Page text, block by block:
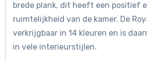
brede plank, dit heeft een positief
ruimtelijkheid van de kamer. De
verkrijgbaar in 14 kleuren en is
in vele interieurstijlen.